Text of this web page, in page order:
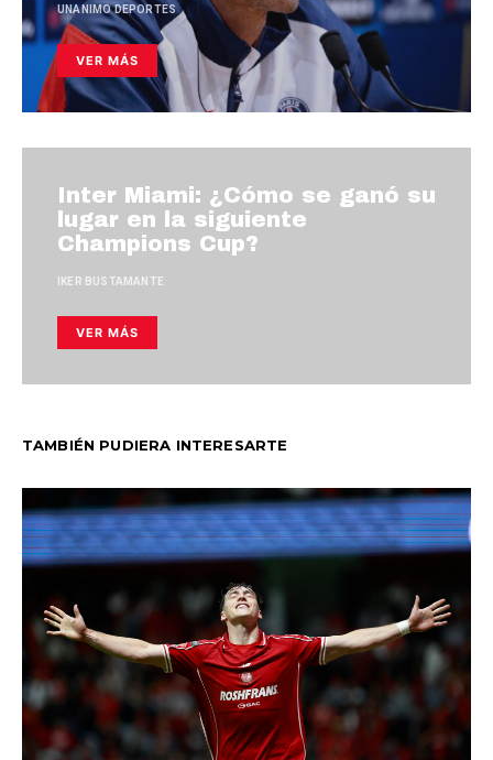
UNANIMO DEPORTES
VER MÁS
Inter Miami: ¿Cómo se ganó su
lugar en la siguiente
Champions Cup?
IKER BUSTAMANTE
VER MÁS
TAMBIÉN PUDIERA INTERESARTE